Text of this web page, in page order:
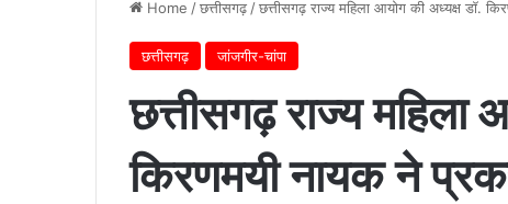
Home /छत्तीसगढ़ /छत्तीसगढ़ राज्य महिला आयोग की अध्यक्ष डॉ.
छत्तीसगढ़ जांजगीर-चांपा
छत्तीसगढ़ राज्य महिला
किरणमयी नायक ने